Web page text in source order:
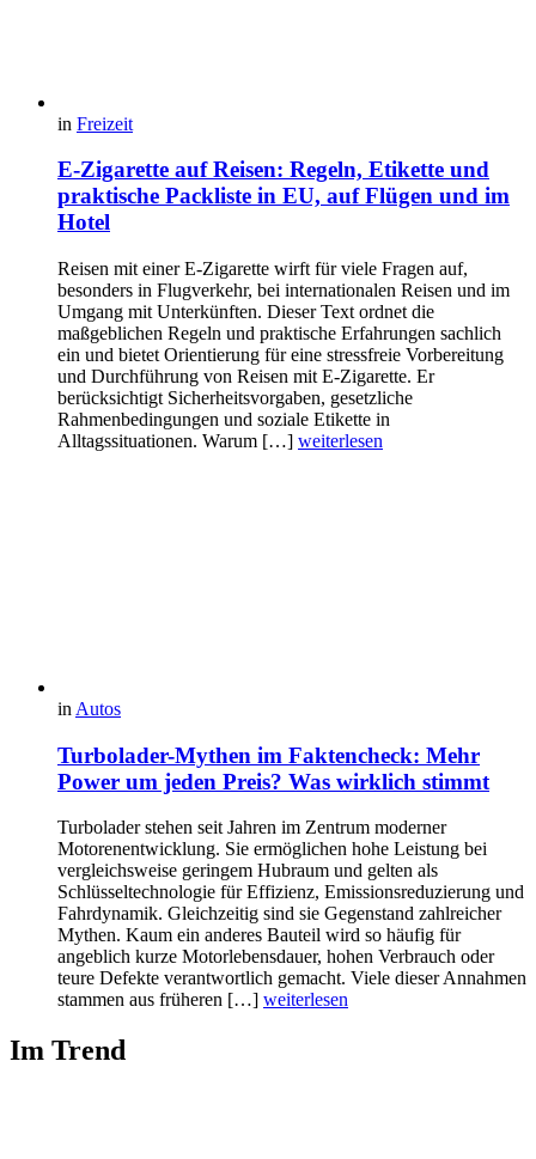
in Freizeit
E-Zigarette auf Reisen: Regeln, Etikette und
praktische Packliste in EU, auf Flügen und im
Hotel
Reisen mit einer E-Zigarette wirft für viele Fragen auf,
besonders in Flugverkehr, bei internationalen Reisen und im
Umgang mit Unterkünften. Dieser Text ordnet die
maßgeblichen Regeln und praktische Erfahrungen sachlich
ein und bietet Orientierung für eine stressfreie Vorbereitung
und Durchführung von Reisen mit E-Zigarette. Er
berücksichtigt Sicherheitsvorgaben, gesetzliche
Rahmenbedingungen und soziale Etikette in
Alltagssituationen. Warum […] weiterlesen
in Autos
Turbolader-Mythen im Faktencheck: Mehr
Power um jeden Preis? Was wirklich stimmt
Turbolader stehen seit Jahren im Zentrum moderner
Motorenentwicklung. Sie ermöglichen hohe Leistung bei
vergleichsweise geringem Hubraum und gelten als
Schlüsseltechnologie für Effizienz, Emissionsreduzierung und
Fahrdynamik. Gleichzeitig sind sie Gegenstand zahlreicher
Mythen. Kaum ein anderes Bauteil wird so häufig für
angeblich kurze Motorlebensdauer, hohen Verbrauch oder
teure Defekte verantwortlich gemacht. Viele dieser Annahmen
stammen aus früheren […] weiterlesen
Im Trend